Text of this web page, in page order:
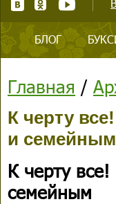
БЛОГ
Главная /
К черту
и семейным
К черту
семейным